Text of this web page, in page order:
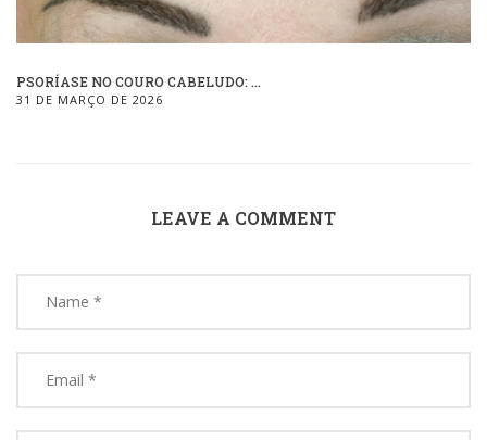
PSORÍASE NO COURO CABELUDO: ...
31 DE MARÇO DE 2026
LEAVE A COMMENT